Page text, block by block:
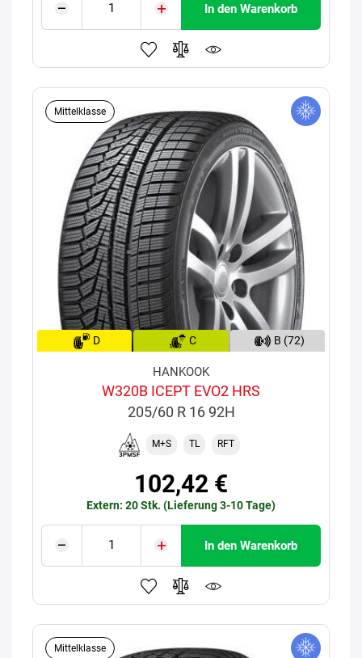
In den Warenkorb
Mittelklasse
D C B (72)
HANKOOK
W320B ICEPT EVO2 HRS
205/60 R 16 92H
M+S TL RFT
102,42 €
Extern: 20 Stk. (Lieferung 3-10 Tage)
In den Warenkorb
Mittelklasse